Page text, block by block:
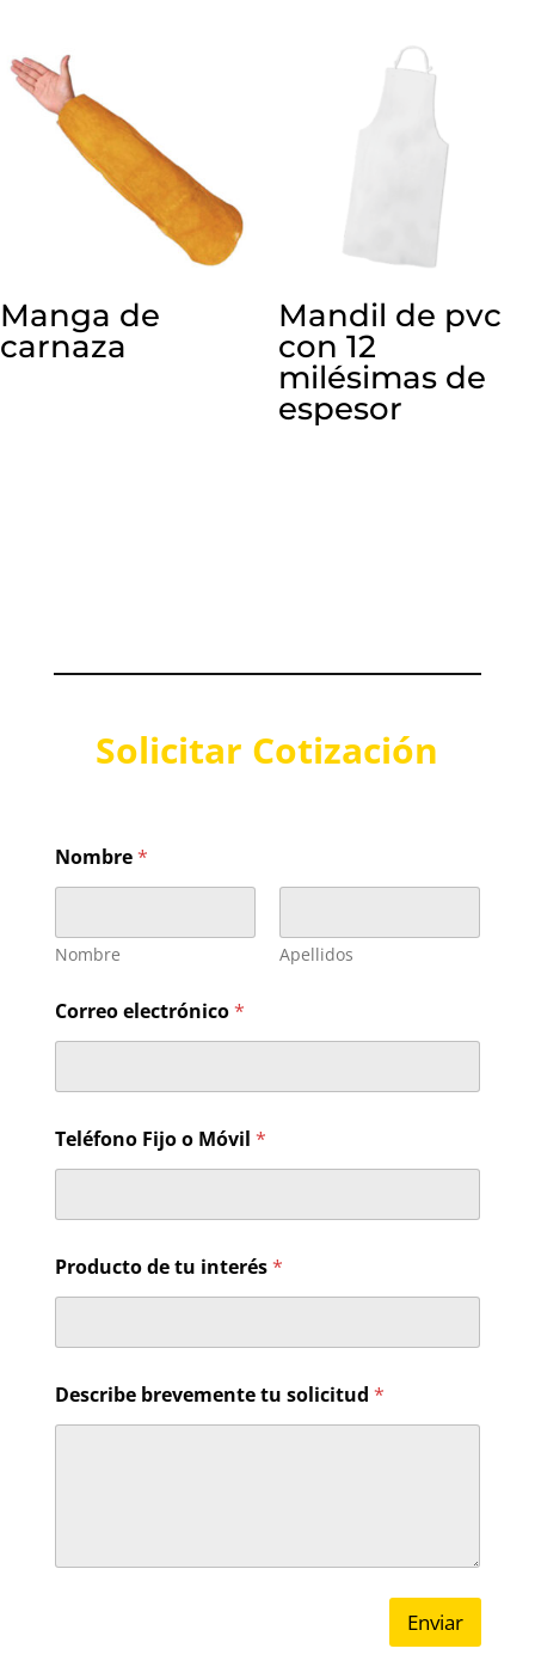
Manga de
carnaza
Mandil de pvc
con 12
milésimas de
espesor
Solicitar Cotización
Nombre*
Nombre Apellidos
Correo electrónico*
Teléfono Fijo o Móvil *
u
C
r
e
o
Producto de tu interés*
Describe brevemente tu solicitud *
Enviar